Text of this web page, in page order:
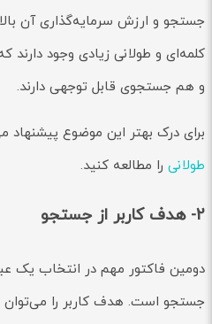
جستجو و ارزش سرمایه‌گذاری آن
کلمه‌ای و طولانی زیادی وجود
و هم جستجوی قابل توجهی دارند.
برای درک بهتر این موضوع پیشنهاد
طولانی را مطالعه کنید.
2- هدف کاربر از جستجو
دومین فاکتور مهم در انتخاب یک
جستجو است. هدف کاربر را می‌توان به 4 دسته اصلی